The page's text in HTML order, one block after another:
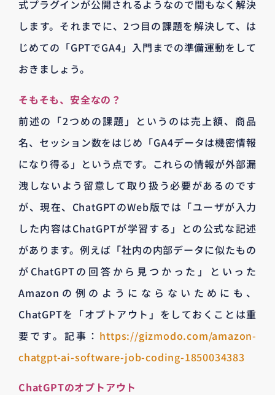
式プラグインが公開されるようなので間もなく解決
します。それまでに、2つ目の課題を解決して、は
じめての「GPTでGA4」入門までの準備運動をして
おきましょう。
そもそも、安全なの？
前述の「2つめの課題」というのは売上額、商品
名、セッション数をはじめ「GA4データは機密情報
になり得る」という点です。これらの情報が外部漏
洩しないよう留意して取り扱う必要があるのです
が、現在、ChatGPTのWeb版では「ユーザが入力
した内容はChatGPTが学習する」との公式な記述
があります。例えば「社内の内部データに似たもの
がChatGPTの回答から見つかった」といった
Amazonの例のようにならないためにも、
ChatGPTを「オプトアウト」をしておくことは重
要です。記事： https://gizmodo.com/amazon-
chatgpt-ai-software-job-coding-1850034383
ChatGPTのオプトアウト